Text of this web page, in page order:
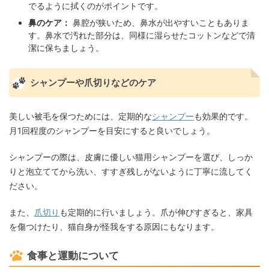
でるように拭くのがポイントです。
鼻のケア： 鼻腔が狭いため、鼻水が出やすいこともありま
す。鼻水で汚れた部分は、同様に湿らせたコットンなどで清
潔に保ちましょう。
シャンプーや爪切りなどのケア
美しい被毛を保つためには、定期的なシャンプーも効果的です。
月1回程度のシャンプーを目安にすると良いでしょう。
シャンプーの際は、皮膚に優しい猫用シャンプーを選び、しっか
りと泡立ててから洗い、すすぎ残しがないように丁寧に流してく
ださい。
また、 爪切り も定期的に行いましょう。爪が伸びすぎると、家具
を傷つけたり、猫自身が怪我をする原因にもなります。
食事と運動について